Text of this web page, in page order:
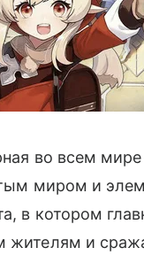
во всем
миром и
в котором
жителям и